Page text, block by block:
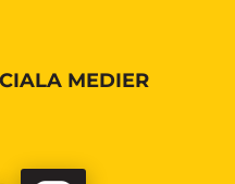
MEDIER